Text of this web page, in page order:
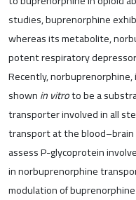
studies,buprenorphine
whereas its metabolite,
potentrespiratory
Recently,norbuprenorphine,
shownin vitroto be a
transporter involved in all
transport at the
assessP-glycoprotein
innorbuprenorphine
modulation ofbuprenorphine